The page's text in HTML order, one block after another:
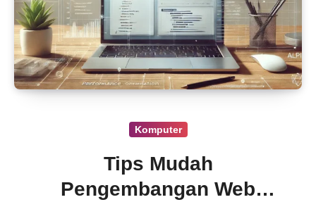
Komputer
Tips Mudah
Pengembangan Web